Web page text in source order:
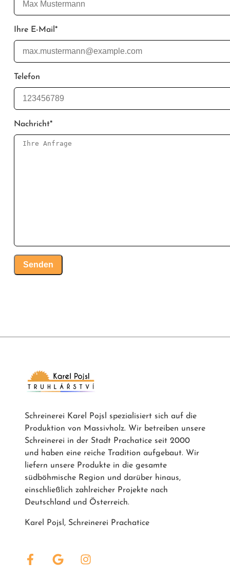
Ihre E-Mail*
Telefon
Nachricht*
Senden
Schreinerei Karel Pojsl spezialisiert sich auf die
Produktion von Massivholz. Wir betreiben unsere
Schreinerei in der Stadt Prachatice seit 2000
und haben eine reiche Tradition aufgebaut. Wir
liefern unsere Produkte in die gesamte
südböhmische Region und darüber hinaus,
einschließlich zahlreicher Projekte nach
Deutschland und Österreich.
Karel Pojsl, Schreinerei Prachatice